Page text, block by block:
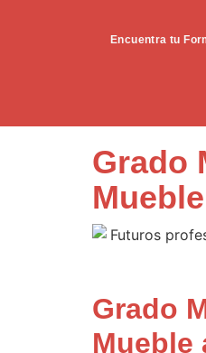
Encuentra tu
Grado
Grado
Mueble